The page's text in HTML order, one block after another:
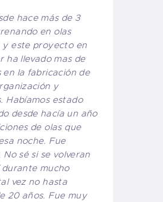
hace más de 3
en olas
y este proyecto en
ha llevado mas de
en la fabricación de
y
Habíamos estado
desde hacía un año
de olas que
noche. Fue
No sé si se volveran
durante mucho
vez no hasta
20 años. Fue muy